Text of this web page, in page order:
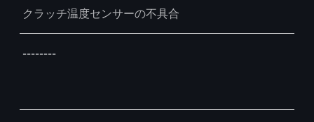
クラッチ温度センサーの不具合
--------